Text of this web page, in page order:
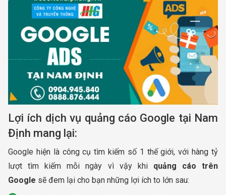
Lợi ích dịch vụ quảng cáo Google tại Nam
Định mang lại:
Google hiện là công cụ tìm kiếm số 1 thế giới, với hàng tỷ
lượt tìm kiếm mỗi ngày vì vậy khi quảng cáo trên
Google sẽ đem lại cho bạn những lợi ích to lớn sau: